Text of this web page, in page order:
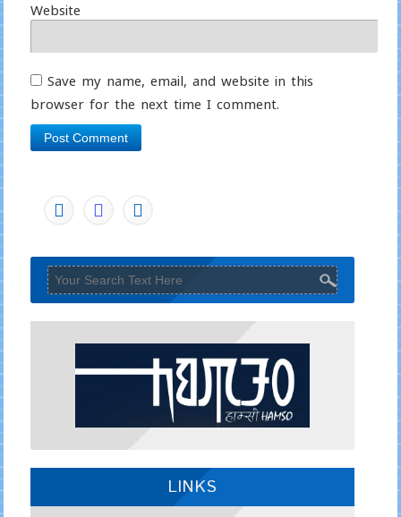
Website
Save my name, email, and website in this
browser for the next time I comment.
LINKS